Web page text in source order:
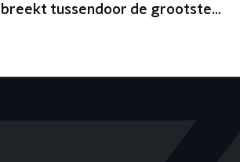
breekt tussendoor de grootste